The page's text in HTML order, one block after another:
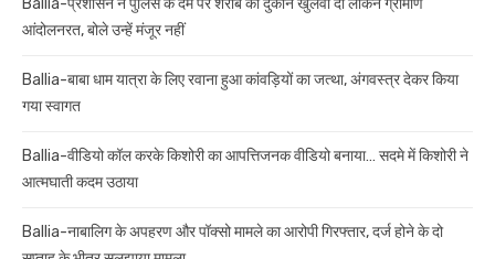
Ballia-प्रशासन ने पुलिस के दम पर शराब की दुकान खुलवा दी लेकिन ग्रामीण
आंदोलनरत, बोले उन्हें मंजूर नहीं
Ballia-बाबा धाम यात्रा के लिए रवाना हुआ कांवड़ियों का जत्था, अंगवस्त्र देकर किया
गया स्वागत
Ballia-वीडियो कॉल करके किशोरी का आपत्तिजनक वीडियो बनाया… सदमे में किशोरी ने
आत्मघाती कदम उठाया
Ballia-नाबालिग के अपहरण और पॉक्सो मामले का आरोपी गिरफ्तार, दर्ज होने के दो